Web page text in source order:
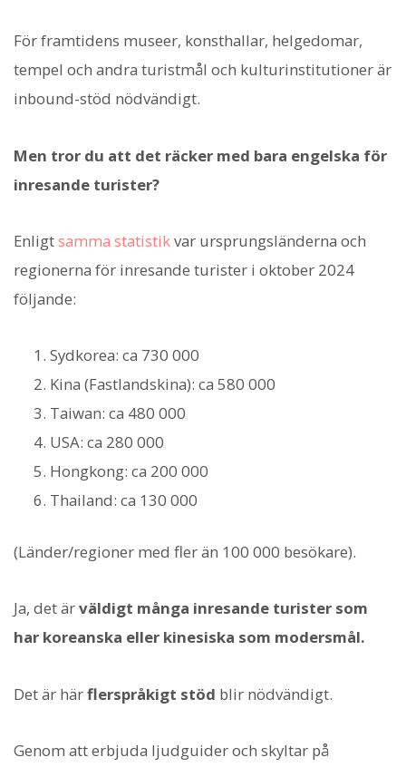
För framtidens museer, konsthallar, helgedomar,
tempel och andra turistmål och kulturinstitutioner är
inbound-stöd nödvändigt.
Men tror du att det räcker med bara engelska för
inresande turister?
Enligtsamma statistikvar ursprungsländerna och
regionerna för inresande turister i oktober 2024
följande:
Sydkorea: ca 730 000
Kina (Fastlandskina): ca 580 000
Taiwan: ca 480 000
USA: ca 280 000
Hongkong: ca 200 000
Thailand: ca 130 000
(Länder/regioner med fler än 100 000 besökare).
Ja, det ärväldigt många inresande turister som
har koreanska eller kinesiska som modersmål.
Det är härflerspråkigt stöd blir nödvändigt.
Genom att erbjuda ljudguider och skyltar på